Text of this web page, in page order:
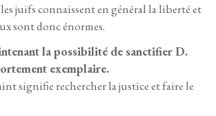
juifs connaissent en général la liberté et
sont donc énormes.
la possibilité de sanctifier D.
exemplaire.
signifie rechercher la justice et faire le